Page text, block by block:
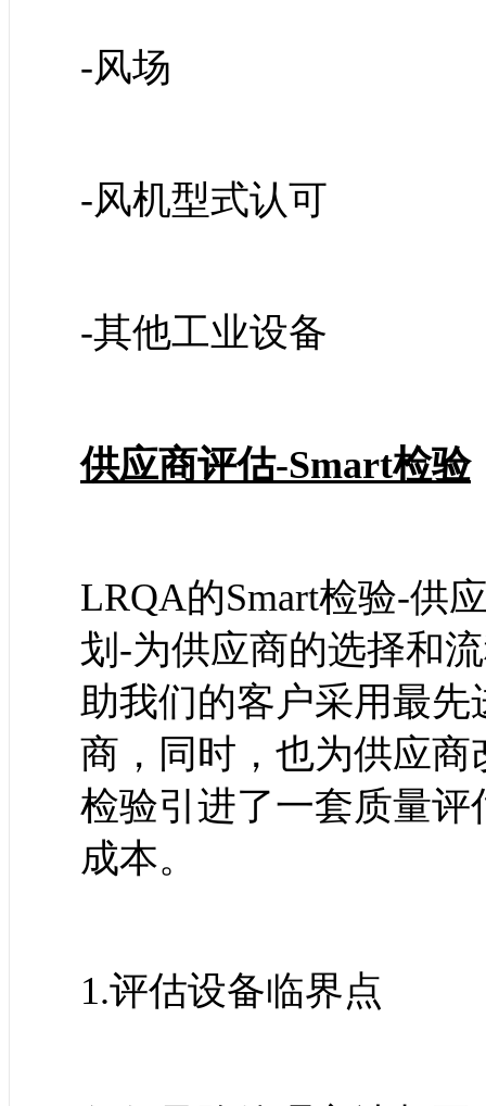
-风场
-风机型式认可
-其他工业设备
供应商评估-Smart检验
LRQA的Smart检验-供
划-为供应商的选择和
助我们的客户采用最
商，同时，也为供应商
检验引进了一套质量
成本。
1.评估设备临界点